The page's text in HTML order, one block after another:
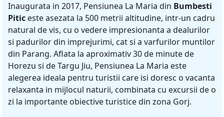
Inaugurata in 2017, Pensiunea La Maria din Bumbesti
Pitic este asezata la 500 metrii altitudine, intr-un cadru
natural de vis, cu o vedere impresionanta a dealurilor
si padurilor din imprejurimi, cat si a varfurilor muntilor
din Parang. Aflata la aproximativ 30 de minute de
Horezu si de Targu Jiu, Pensiunea La Maria este
alegerea ideala pentru turistii care isi doresc o vacanta
relaxanta in mijlocul naturii, combinata cu excursii de o
zi la importante obiective turistice din zona Gorj.